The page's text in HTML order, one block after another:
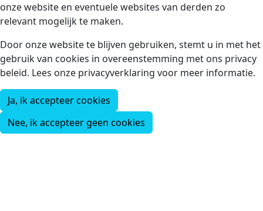
onze website en eventuele websites van derden zo
relevant mogelijk te maken.
Door onze website te blijven gebruiken, stemt u in met het
gebruik van cookies in overeenstemming met ons privacy
beleid. Lees onze privacyverklaring voor meer informatie.
Ja, ik accepteer cookies
Nee, ik accepteer geen cookies